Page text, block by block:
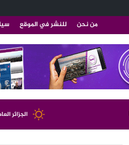
من نحن للنشر في الموقع
الجزائر